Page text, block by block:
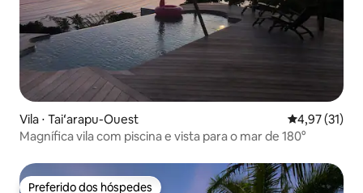
Vila ⋅ Taiʻarapu-Ouest 4,97 de uma
4,97 (31)
Magnífica vila com piscina e vista para o mar de 180°
Preferido dos hóspedes